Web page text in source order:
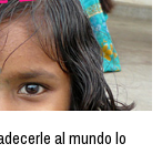
al mundo lo